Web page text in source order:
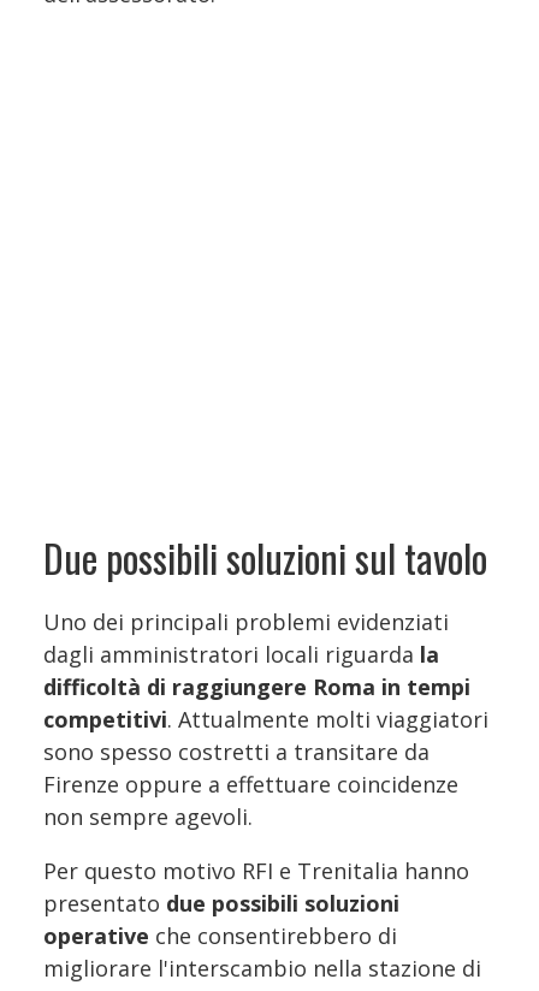
Due possibili soluzioni sul tavolo
Uno dei principali problemi evidenziati
dagli amministratori locali riguarda la
difficoltà di raggiungere Roma in tempi
competitivi. Attualmente molti viaggiatori
sono spesso costretti a transitare da
Firenze oppure a effettuare coincidenze
non sempre agevoli.
Per questo motivo RFI e Trenitalia hanno
presentato due possibili soluzioni
operative che consentirebbero di
migliorare l'interscambio nella stazione di